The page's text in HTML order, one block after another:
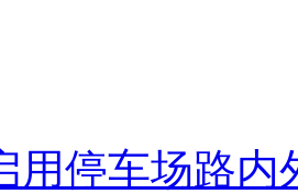
用停车场路内